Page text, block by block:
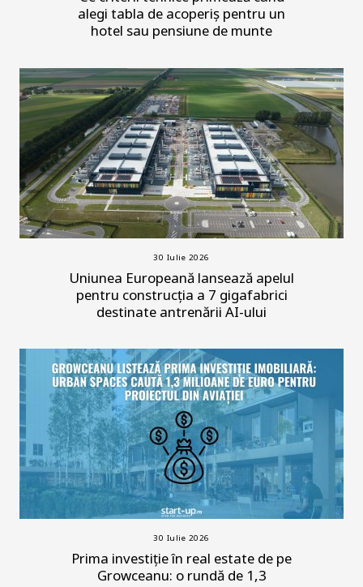
alegi tabla de acoperiș pentru un
hotel sau pensiune de munte
30 Iulie 2026
Uniunea Europeană lansează apelul
pentru construcția a 7 gigafabrici
destinate antrenării AI-ului
30 Iulie 2026
Prima investiție în real estate de pe
Growceanu: o rundă de 1,3